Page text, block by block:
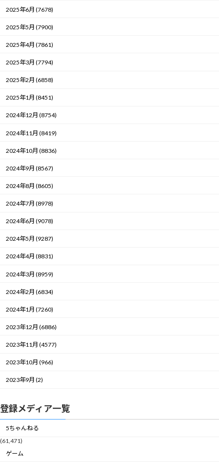
2025年6月 (7678)
2025年5月 (7900)
2025年4月 (7861)
2025年3月 (7794)
2025年2月 (6858)
2025年1月 (8451)
2024年12月 (8754)
2024年11月 (8419)
2024年10月 (8836)
2024年9月 (8567)
2024年8月 (8605)
2024年7月 (8978)
2024年6月 (9078)
2024年5月 (9287)
2024年4月 (8831)
2024年3月 (8959)
2024年2月 (6834)
2024年1月 (7260)
2023年12月 (6886)
2023年11月 (4577)
2023年10月 (966)
2023年9月 (2)
登録メディア一覧
5ちゃんねる
(61,471)
ゲーム